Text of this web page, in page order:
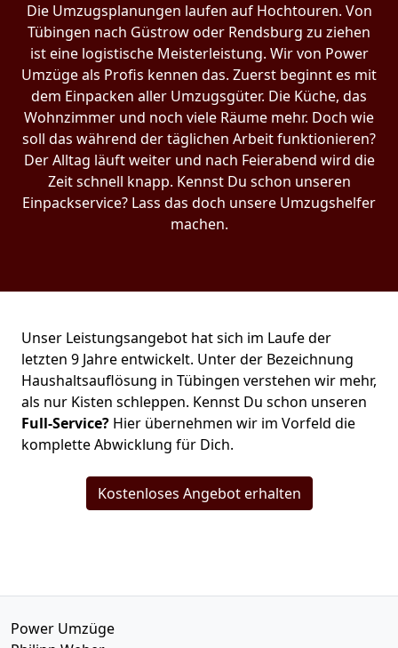
Die Umzugsplanungen laufen auf Hochtouren. Von
Tübingen nach Güstrow oder Rendsburg zu ziehen
ist eine logistische Meisterleistung. Wir von Power
Umzüge als Profis kennen das. Zuerst beginnt es mit
dem Einpacken aller Umzugsgüter. Die Küche, das
Wohnzimmer und noch viele Räume mehr. Doch wie
soll das während der täglichen Arbeit funktionieren?
Der Alltag läuft weiter und nach Feierabend wird die
Zeit schnell knapp. Kennst Du schon unseren
Einpackservice? Lass das doch unsere Umzugshelfer
machen.
Unser Leistungsangebot hat sich im Laufe der
letzten 9 Jahre entwickelt. Unter der Bezeichnung
Haushaltsauflösung in Tübingen verstehen wir mehr,
als nur Kisten schleppen. Kennst Du schon unseren
Full-Service? Hier übernehmen wir im Vorfeld die
komplette Abwicklung für Dich.
Kostenloses Angebot erhalten
Power Umzüge